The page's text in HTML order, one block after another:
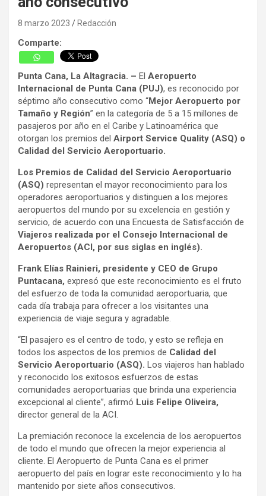
8 marzo 2023 Redacción
Comparte:
Punta Cana, La Altagracia. – El Aeropuerto
Internacional de Punta Cana (PUJ), es reconocido por
séptimo año consecutivo como “Mejor Aeropuerto por
Tamaño y Región” en la categoría de 5 a 15 millones de
pasajeros por año en el Caribe y Latinoamérica que
otorgan los premios del Airport Service Quality (ASQ) o
Calidad del Servicio Aeroportuario.
Los Premios de Calidad del Servicio Aeroportuario
(ASQ) representan el mayor reconocimiento para los
operadores aeroportuarios y distinguen a los mejores
aeropuertos del mundo por su excelencia en gestión y
servicio, de acuerdo con una Encuesta de Satisfacción de
Viajeros realizada por el Consejo Internacional de
Aeropuertos (ACI, por sus siglas en inglés).
Frank Elías Rainieri, presidente y CEO de Grupo
Puntacana, expresó que este reconocimiento es el fruto
del esfuerzo de toda la comunidad aeroportuaria, que
cada día trabaja para ofrecer a los visitantes una
experiencia de viaje segura y agradable.
“El pasajero es el centro de todo, y esto se refleja en
todos los aspectos de los premios de Calidad del
Servicio Aeroportuario (ASQ). Los viajeros han hablado
y reconocido los exitosos esfuerzos de estas
comunidades aeroportuarias que brinda una experiencia
excepcional al cliente”, afirmó Luis Felipe Oliveira,
director general de la ACI.
La premiación reconoce la excelencia de los aeropuertos
de todo el mundo que ofrecen la mejor experiencia al
cliente. El Aeropuerto de Punta Cana es el primer
aeropuerto del país en lograr este reconocimiento y lo ha
mantenido por siete años consecutivos.